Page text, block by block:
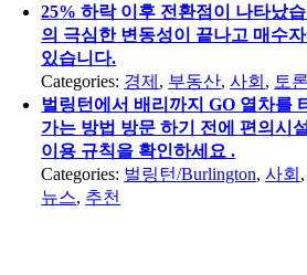
25% 하락 이후 전환점이 나타났
의 극심한 변동성이 끝나고 매수
있습니다.
Categories: 경제 , 부동산,사회 , 토
벌링턴에서 배리까지 GO 열차를
가는 방법 방문 하기 전에 편의시
이용 규칙을 확인하세요 .
Categories: 벌링턴/Burlington,사회
뉴스, 추천